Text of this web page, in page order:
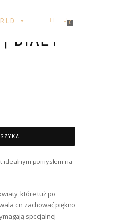
0
BIAŁY
idealnym pomysłem na
które tuż po
on zachować piękno
specjalnej